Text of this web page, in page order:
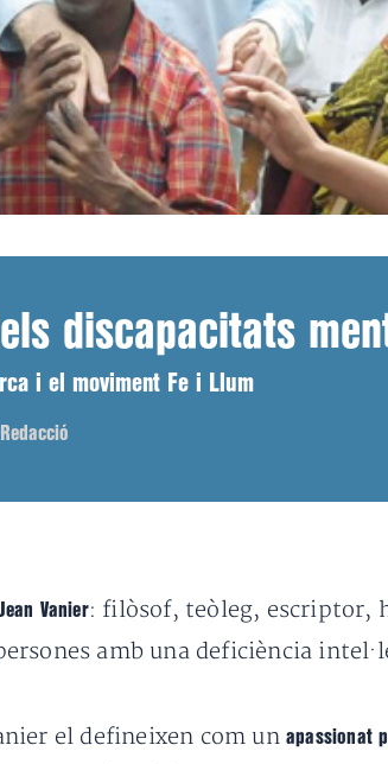
discapacitats
i el moviment Fe i Llum
Vanier: filòsof, teòleg, escriptor,
amb una deficiència
el defineixen com un apassionat